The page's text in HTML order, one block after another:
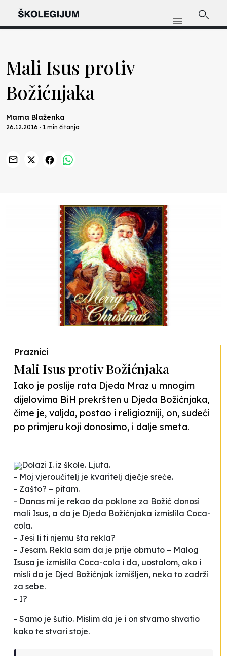
Mali Isus protiv
Božićnjaka
Mama Blaženka
26.12.2016 · 1 min čitanja
Praznici
Mali Isus protiv Božićnjaka
Iako je poslije rata Djeda Mraz u mnogim
dijelovima BiH prekršten u Djeda Božićnjaka,
čime je, valjda, postao i religiozniji, on, sudeći
po primjeru koji donosimo, i dalje smeta.
Dolazi I. iz škole. Ljuta.
- Moj vjeroučitelj je kvaritelj dječje sreće.
- Zašto? – pitam.
- Danas mi je rekao da poklone za Božić donosi
mali Isus, a da je Djeda Božićnjaka izmislila Coca-
cola.
- Jesi li ti njemu šta rekla?
- Jesam. Rekla sam da je prije obrnuto – Malog
Isusa je izmislila Coca-cola i da, uostalom, ako i
misli da je Djed Božićnjak izmišljen, neka to zadrži
za sebe.
- I?
- Samo je šutio. Mislim da je i on stvarno shvatio
kako te stvari stoje.